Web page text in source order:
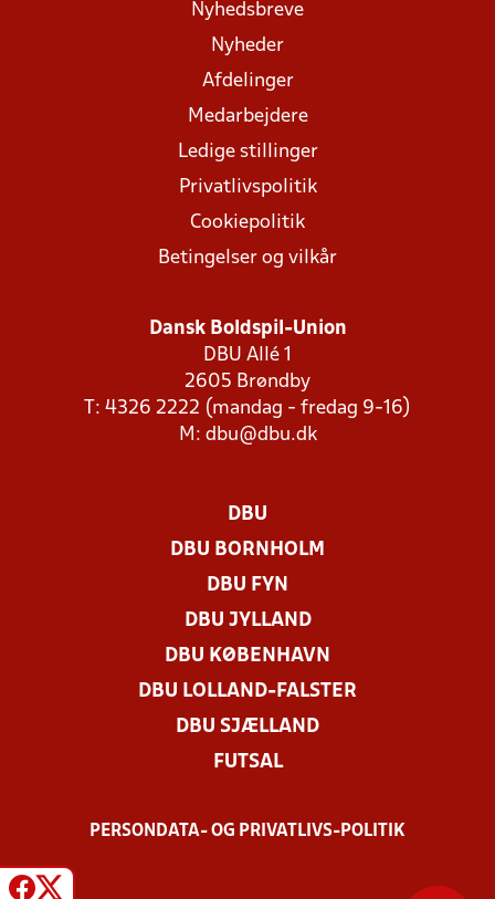
Nyhedsbreve
Nyheder
Afdelinger
Medarbejdere
Ledige stillinger
Privatlivspolitik
Cookiepolitik
Betingelser og vilkår
Dansk Boldspil-Union
DBU Allé 1
2605 Brøndby
T: 4326 2222 (mandag - fredag 9-16)
M: dbu@dbu.dk
DBU
DBU BORNHOLM
DBU FYN
DBU JYLLAND
DBU KØBENHAVN
DBU LOLLAND-FALSTER
DBU SJÆLLAND
FUTSAL
PERSONDATA- OG PRIVATLIVS-POLITIK